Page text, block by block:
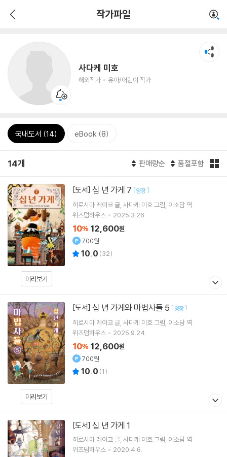
작가파일
사다케 미호
해외작가 유아/어린이 작가
국내도서 (14) eBook (8)
14개 판매량순 품절포함
미리보기
[도서] 십 년 가게 7 [양장]
히로시마 레이코 글 사다케 미호그림 이소담 역
위즈덤하우스
2025.3.26.
10% 12,600원
700원
10.0 (32)
미리보기
[도서] 십 년 가게와 마법사들 5 [ 양장]
히로시마 레이코 글 사다케 미호그림 이소담 역
위즈덤하우스
2025.9.24.
10% 12,600원
700원
10.0 (1)
[도서] 십 년 가게 1
히로시마 레이코 글 사다케 미호그림 이소담 역
위즈덤하우스
2020.4.6.